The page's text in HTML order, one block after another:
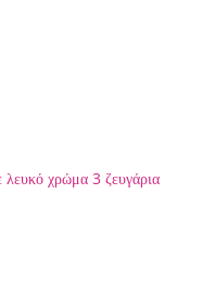
λευκό χρώμα 3 ζευγάρια